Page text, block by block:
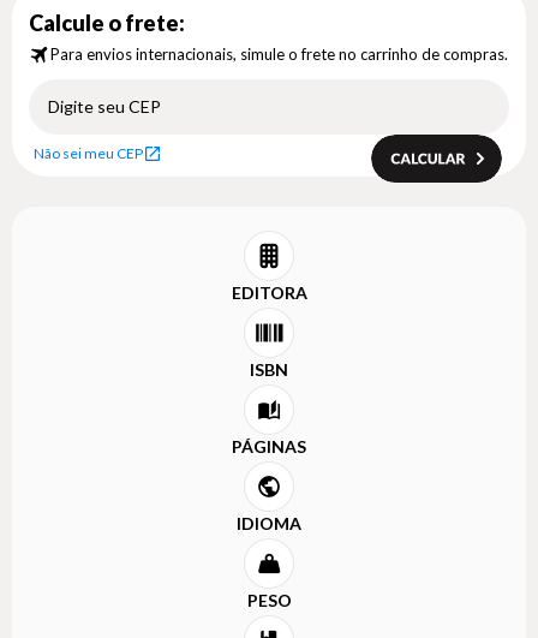
Calcule o frete:
Para envios internacionais, simule o frete no carrinho de compras.
Não sei meu CEP
EDITORA
ISBN
PÁGINAS
IDIOMA
PESO